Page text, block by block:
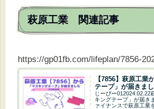
萩原工業 関連記事
https://gp01fb.com/lifeplan/7856-
【7856】萩原工業
テープ」が届きま
じーぴー012024.02.22
キングテープ」が届き
ァイナンスで萩原工業